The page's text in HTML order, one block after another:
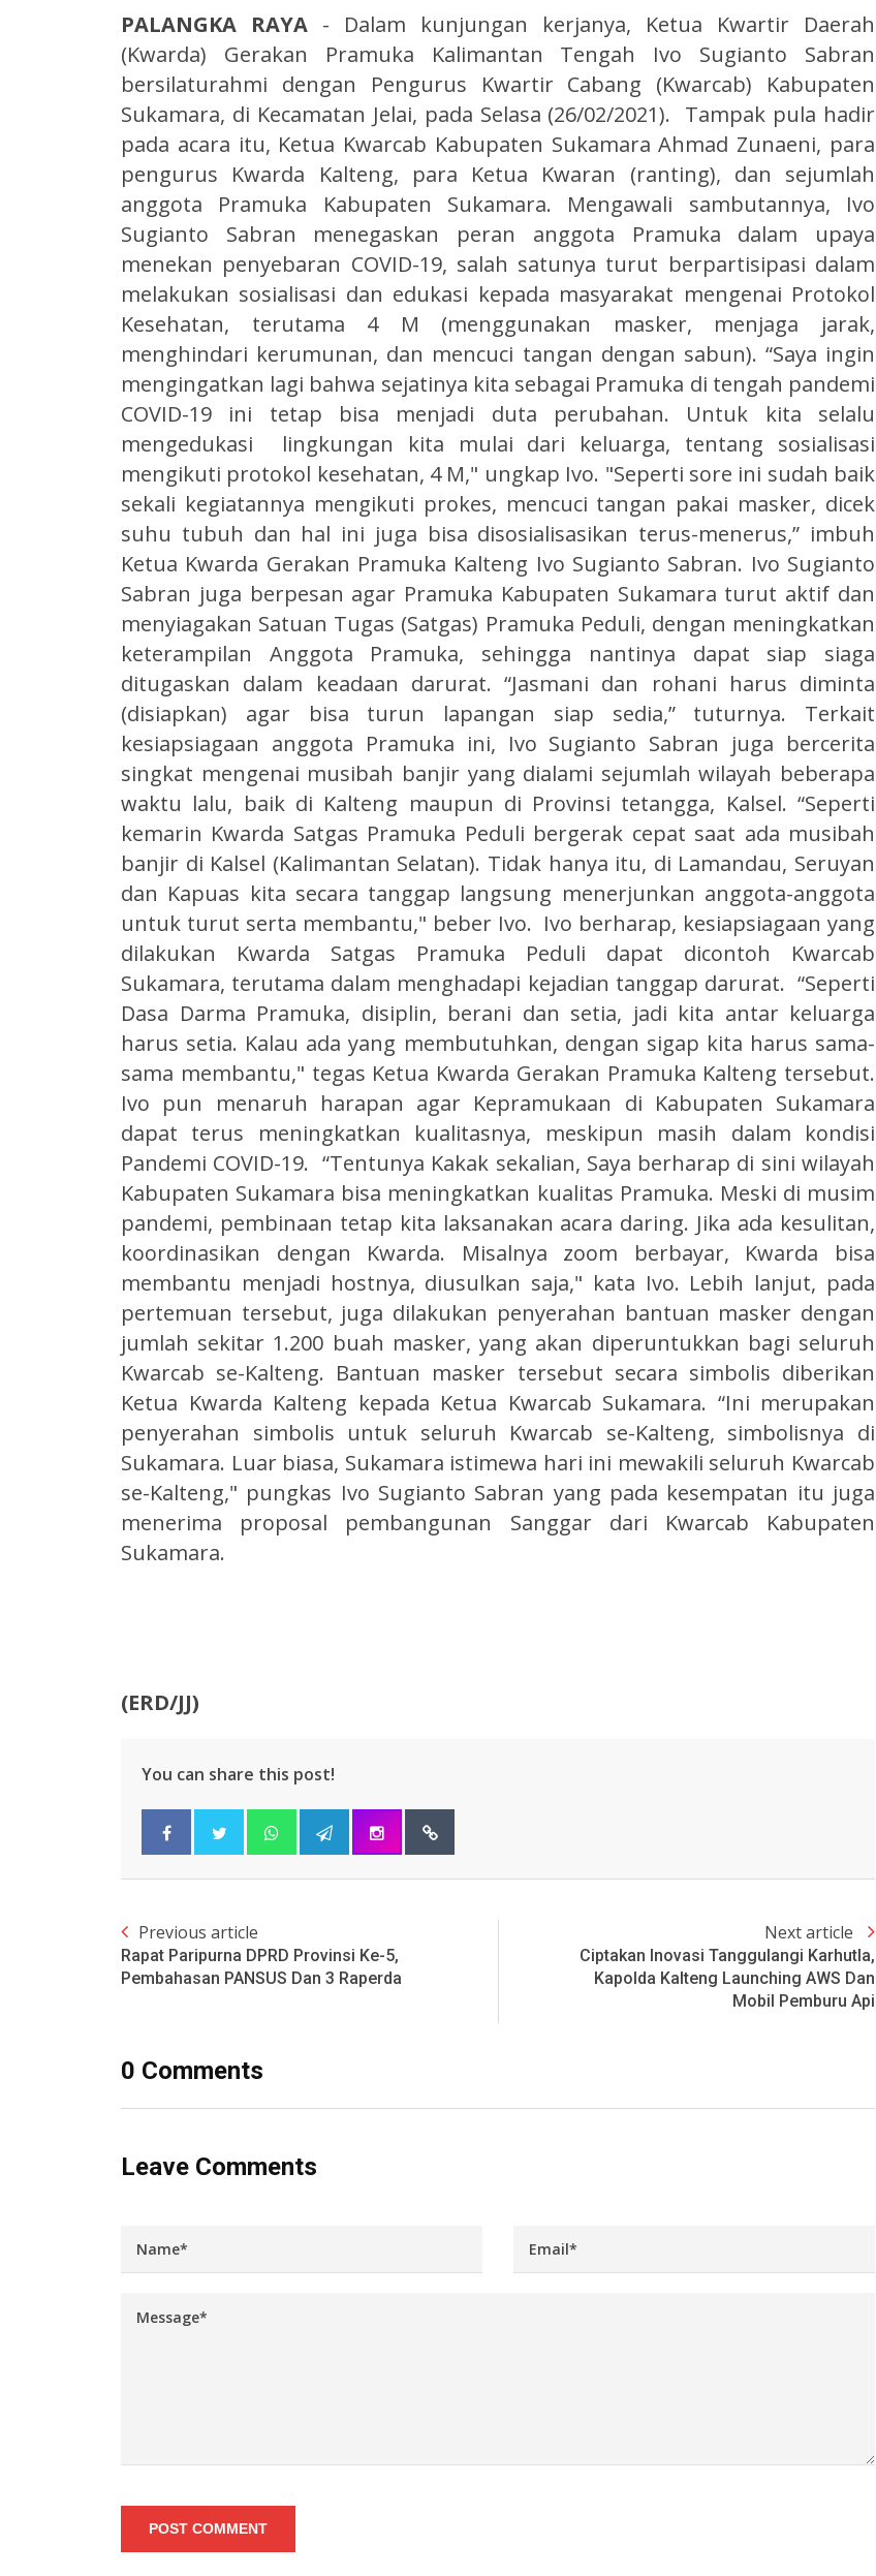
PALANGKA RAYA - Dalam kunjungan kerjanya, Ketua Kwartir Daerah
(Kwarda) Gerakan Pramuka Kalimantan Tengah Ivo Sugianto Sabran
bersilaturahmi dengan Pengurus Kwartir Cabang (Kwarcab) Kabupaten
Sukamara, di Kecamatan Jelai, pada Selasa (26/02/2021). Tampak pula hadir
pada acara itu, Ketua Kwarcab Kabupaten Sukamara Ahmad Zunaeni, para
pengurus Kwarda Kalteng, para Ketua Kwaran (ranting), dan sejumlah
anggota Pramuka Kabupaten Sukamara. Mengawali sambutannya, Ivo
Sugianto Sabran menegaskan peran anggota Pramuka dalam upaya
menekan penyebaran COVID-19, salah satunya turut berpartisipasi dalam
melakukan sosialisasi dan edukasi kepada masyarakat mengenai Protokol
Kesehatan, terutama 4 M (menggunakan masker, menjaga jarak,
menghindari kerumunan, dan mencuci tangan dengan sabun). “Saya ingin
mengingatkan lagi bahwa sejatinya kita sebagai Pramuka di tengah pandemi
COVID-19 ini tetap bisa menjadi duta perubahan. Untuk kita selalu
mengedukasi lingkungan kita mulai dari keluarga, tentang sosialisasi
mengikuti protokol kesehatan, 4 M," ungkap Ivo. "Seperti sore ini sudah baik
sekali kegiatannya mengikuti prokes, mencuci tangan pakai masker, dicek
suhu tubuh dan hal ini juga bisa disosialisasikan terus-menerus,” imbuh
Ketua Kwarda Gerakan Pramuka Kalteng Ivo Sugianto Sabran. Ivo Sugianto
Sabran juga berpesan agar Pramuka Kabupaten Sukamara turut aktif dan
menyiagakan Satuan Tugas (Satgas) Pramuka Peduli, dengan meningkatkan
keterampilan Anggota Pramuka, sehingga nantinya dapat siap siaga
ditugaskan dalam keadaan darurat. “Jasmani dan rohani harus diminta
(disiapkan) agar bisa turun lapangan siap sedia,” tuturnya. Terkait
kesiapsiagaan anggota Pramuka ini, Ivo Sugianto Sabran juga bercerita
singkat mengenai musibah banjir yang dialami sejumlah wilayah beberapa
waktu lalu, baik di Kalteng maupun di Provinsi tetangga, Kalsel. “Seperti
kemarin Kwarda Satgas Pramuka Peduli bergerak cepat saat ada musibah
banjir di Kalsel (Kalimantan Selatan). Tidak hanya itu, di Lamandau, Seruyan
dan Kapuas kita secara tanggap langsung menerjunkan anggota-anggota
untuk turut serta membantu," beber Ivo. Ivo berharap, kesiapsiagaan yang
dilakukan Kwarda Satgas Pramuka Peduli dapat dicontoh Kwarcab
Sukamara, terutama dalam menghadapi kejadian tanggap darurat. “Seperti
Dasa Darma Pramuka, disiplin, berani dan setia, jadi kita antar keluarga
harus setia. Kalau ada yang membutuhkan, dengan sigap kita harus sama-
sama membantu," tegas Ketua Kwarda Gerakan Pramuka Kalteng tersebut.
Ivo pun menaruh harapan agar Kepramukaan di Kabupaten Sukamara
dapat terus meningkatkan kualitasnya, meskipun masih dalam kondisi
Pandemi COVID-19. “Tentunya Kakak sekalian, Saya berharap di sini wilayah
Kabupaten Sukamara bisa meningkatkan kualitas Pramuka. Meski di musim
pandemi, pembinaan tetap kita laksanakan acara daring. Jika ada kesulitan,
koordinasikan dengan Kwarda. Misalnya zoom berbayar, Kwarda bisa
membantu menjadi hostnya, diusulkan saja," kata Ivo. Lebih lanjut, pada
pertemuan tersebut, juga dilakukan penyerahan bantuan masker dengan
jumlah sekitar 1.200 buah masker, yang akan diperuntukkan bagi seluruh
Kwarcab se-Kalteng. Bantuan masker tersebut secara simbolis diberikan
Ketua Kwarda Kalteng kepada Ketua Kwarcab Sukamara. “Ini merupakan
penyerahan simbolis untuk seluruh Kwarcab se-Kalteng, simbolisnya di
Sukamara. Luar biasa, Sukamara istimewa hari ini mewakili seluruh Kwarcab
se-Kalteng," pungkas Ivo Sugianto Sabran yang pada kesempatan itu juga
menerima proposal pembangunan Sanggar dari Kwarcab Kabupaten
Sukamara.
(ERD/JJ)
You can share this post!
Previous article
Rapat Paripurna DPRD Provinsi Ke-5,
Pembahasan PANSUS Dan 3 Raperda
Next article
Ciptakan Inovasi Tanggulangi Karhutla,
Kapolda Kalteng Launching AWS Dan
Mobil Pemburu Api
0 Comments
Leave Comments
POST COMMENT